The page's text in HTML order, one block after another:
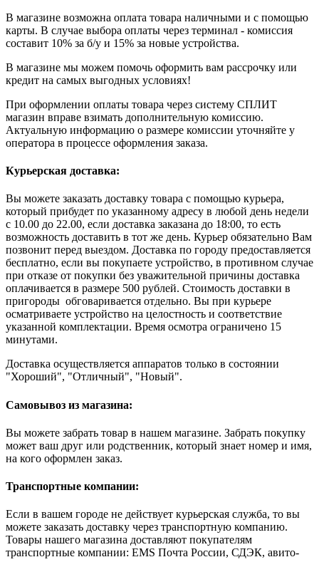
В магазине возможна оплата товара наличными и с помощью
карты. В случае выбора оплаты через терминал - комиссия
составит 10% за б/у и 15% за новые устройства.
В магазине мы можем помочь оформить вам рассрочку или
кредит на самых выгодных условиях!
При оформлении оплаты товара через систему СПЛИТ
магазин вправе взимать дополнительную комиссию.
Актуальную информацию о размере комиссии уточняйте у
оператора в процессе оформления заказа.
Курьерская доставка:
Вы можете заказать доставку товара с помощью курьера,
который прибудет по указанному адресу в любой день недели
с 10.00 до 22.00, если доставка заказана до 18:00, то есть
возможность доставить в тот же день. Курьер обязательно Вам
позвонит перед выездом. Доставка по городу предоставляется
бесплатно, если вы покупаете устройство, в противном случае
при отказе от покупки без уважительной причины доставка
оплачивается в размере 500 рублей. Стоимость доставки в
пригороды обговаривается отдельно. Вы при курьере
осматриваете устройство на целостность и соответствие
указанной комплектации. Время осмотра ограничено 15
минутами.
Доставка осуществляется аппаратов только в состоянии
"Хороший", "Отличный", "Новый".
Самовывоз из магазина:
Вы можете забрать товар в нашем магазине. Забрать покупку
может ваш друг или родственник, который знает номер и имя,
на кого оформлен заказ.
Транспортные компании:
Если в вашем городе не действует курьерская служба, то вы
можете заказать доставку через транспортную компанию.
Товары нашего магазина доставляют покупателям
транспортные компании: EMS Почта России, СДЭК, авито-